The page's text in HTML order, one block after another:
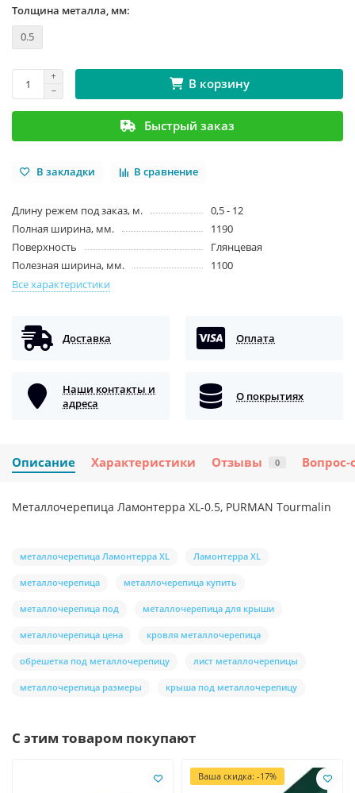
Толщина металла, мм:
0.5
В корзину
Быстрый заказ
В закладки В сравнение
Длину режем под заказ, м.
0,5 - 12
Полная ширина, мм.
1190
Поверхность
Глянцевая
Полезная ширина, мм.
1100
Все характеристики
Доставка Оплата
Наши контакты и
адреса
О покрытиях
Описание Характеристики Отзывы 0 Вопрос-
Металлочерепица Ламонтерра XL-0.5, PURMAN Tourmalin
металлочерепица Ламонтерра XL Ламонтерра XL
металлочерепица металлочерепица купить
металлочерепица под металлочерепица для крыши
металлочерепица цена кровля металлочерепица
обрешетка под металлочерепицу лист металлочерепицы
металлочерепица размеры крыша под металлочерепицу
С этим товаром покупают
Ваша скидка: -17%